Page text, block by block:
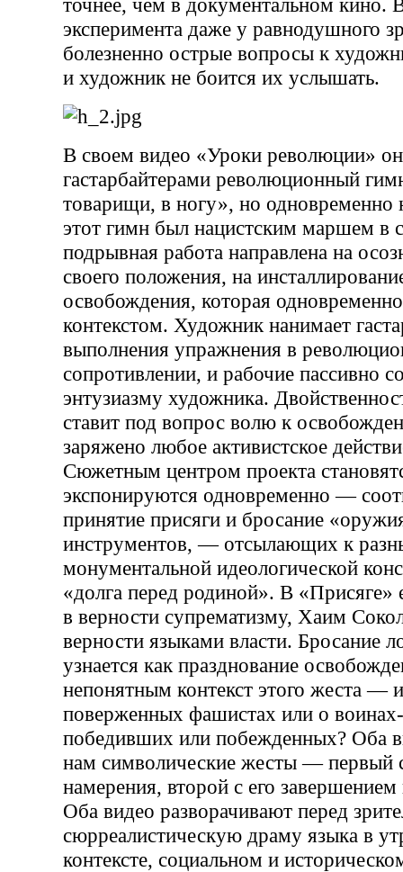
эксперимента даже у равнодушного
болезненно острые вопросы к
и художник не боится их услышать.
В своем видео «Уроки революции» он
гастарбайтерами революционный
товарищи, в ногу», но одновременно
этот гимн был нацистским маршем в
подрывная работа направлена на
своего положения, на
освобождения, которая
контекстом. Художник нанимает
выполнения упражнения в
сопротивлении, и рабочие пассивно
энтузиазму художника.
ставит под вопрос волю к
заряжено любое активистское
Сюжетным центром проекта
экспонируются одновременно —
принятие присяги и бросание
инструментов, — отсылающих к
монументальной идеологической
«долга перед родиной». В «Присяге»
в верности супрематизму, Хаим
верности языками власти. Бросание
узнается как празднование
непонятным контекст этого жеста —
поверженных фашистах или о
победивших или побежденных? Оба
нам символические жесты — первый
намерения, второй с его
Оба видео разворачивают перед
сюрреалистическую драму языка в
контексте, социальном и